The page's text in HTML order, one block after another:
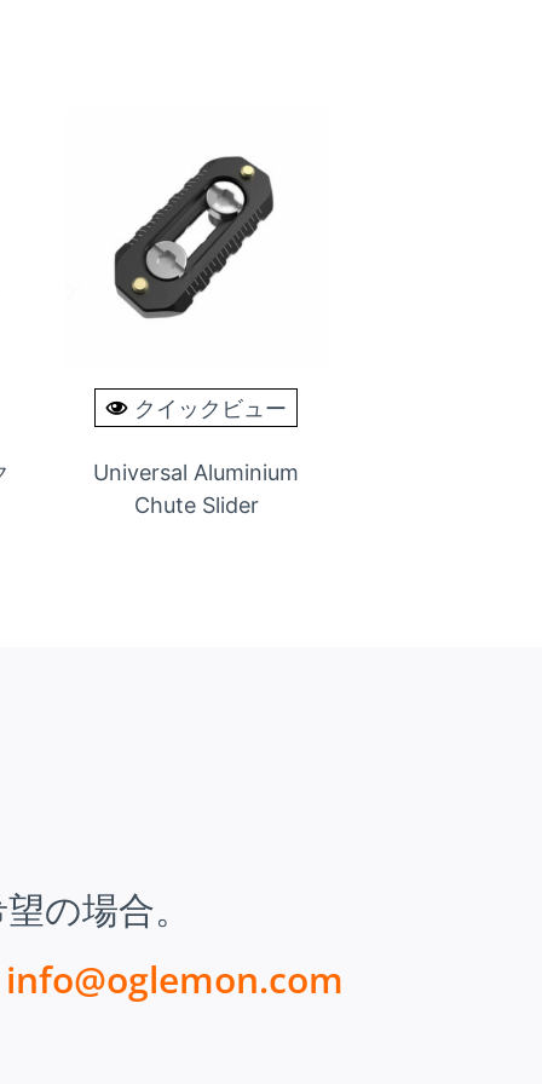
クイックビュー
Universal Aluminium
Chute Slider
の場合。
info@oglemon.com